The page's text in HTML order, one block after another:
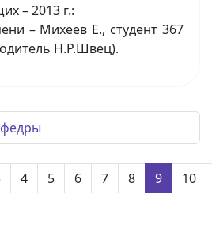
– 2013 г.:
– Михеев Е., студент 367
Н.Р.Швец).
4 5 6 7 8 9 10